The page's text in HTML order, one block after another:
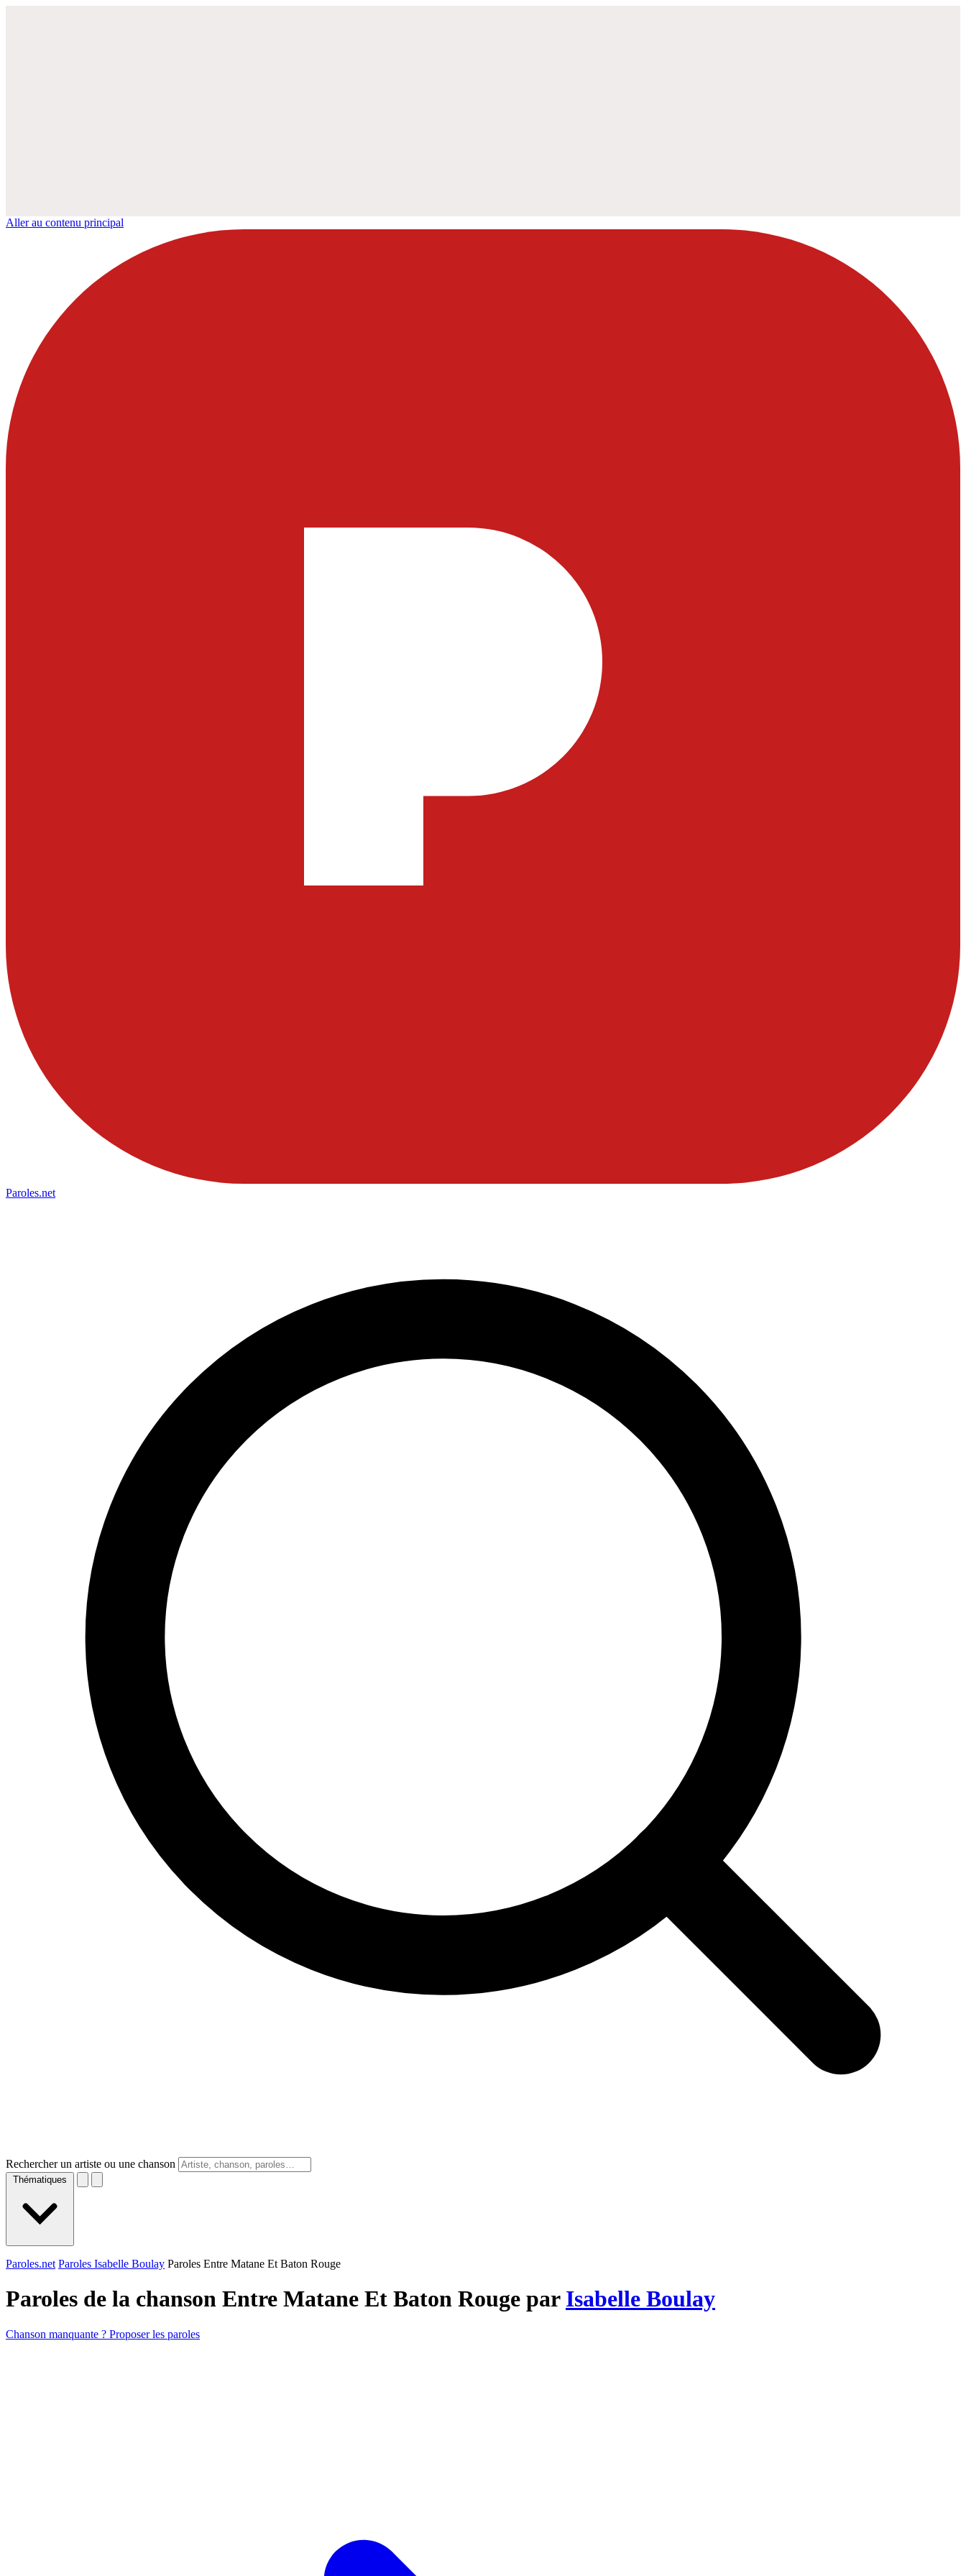
Aller au contenu principal
Paroles.net
Rechercher un artiste ou une chanson
Thématiques
Paroles.net Paroles Isabelle Boulay Paroles Entre Matane Et Baton Rouge
Paroles de la chanson Entre Matane Et Baton Rouge par Isabelle Boulay
Chanson manquante ? Proposer les paroles